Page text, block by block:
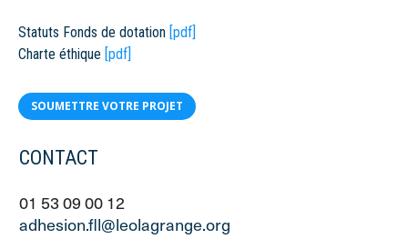
Statuts Fonds de dotation [pdf]
Charte éthique [pdf]
SOUMETTRE VOTRE PROJET
CONTACT
01 53 09 00 12
adhesion.fll@leolagrange.org